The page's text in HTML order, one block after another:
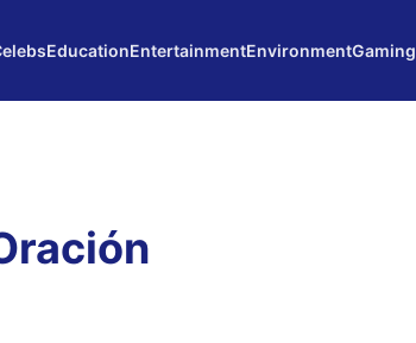
EducationEntertainmentEnvironmentGaming